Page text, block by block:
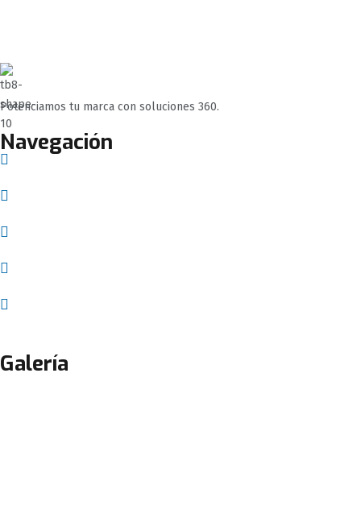
Potenciamos tu marca con soluciones 360.
Navegación
Galería